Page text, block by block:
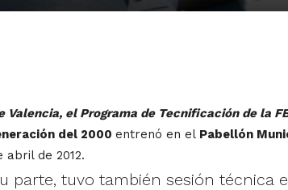
el Programa de Tecnificación de la
del 2000 entrenó en el Pabellón
abril de 2012.
parte, tuvo también sesión técnica